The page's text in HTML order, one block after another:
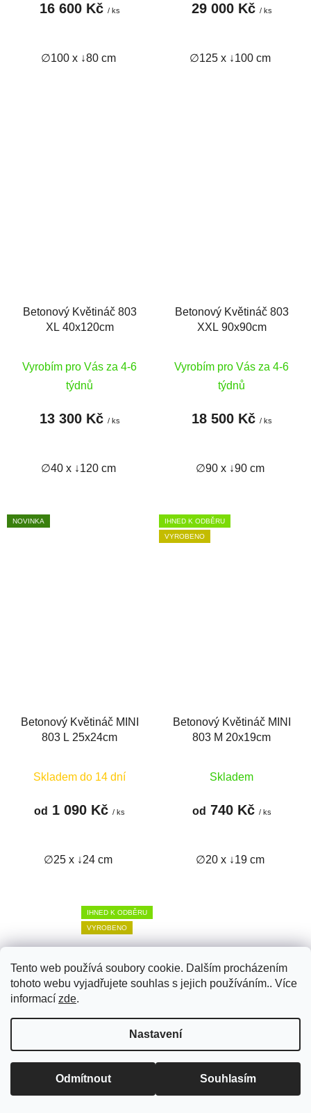
Tento web používá soubory cookie. Dalším procházením
tohoto webu vyjadřujete souhlas s jejich používáním.. Více
informací zde.
Nastavení
Odmítnout Souhlasím
16 600 Kč / ks
∅100 x ↓80 cm
29 000 Kč / ks
∅125 x ↓100 cm
Betonový Květináč 803
XL 40x120cm
Vyrobím pro Vás za 4-6
týdnů
13 300 Kč / ks
∅40 x ↓120 cm
Betonový Květináč 803
XXL 90x90cm
Vyrobím pro Vás za 4-6
týdnů
18 500 Kč / ks
∅90 x ↓90 cm
NOVINKA
Betonový Květináč MINI
803 L 25x24cm
Skladem do 14 dní
od 1 090 Kč / ks
∅25 x ↓24 cm
IHNED K ODBĚRU
VYROBENO
Betonový Květináč MINI
803 M 20x19cm
Skladem
od 740 Kč / ks
∅20 x ↓19 cm
IHNED K ODBĚRU
VYROBENO